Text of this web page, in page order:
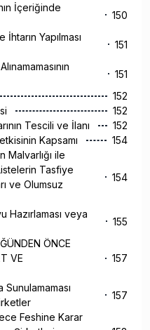
İçeriğinde
150
Yapılması
151
151
152
152
Tescili ve İlanı
152
Kapsamı
154
Malvarlığı ile
Tasfiye
ve Olumsuz
154
Hazırlaması veya
155
ÖNCE
VE
157
157
Feshine Karar